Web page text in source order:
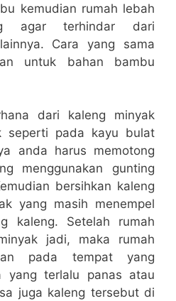
kemudian rumah lebah
agar terhindar dari
Cara yang sama
untuk bahan bambu
dari kaleng minyak
seperti pada kayu bulat
anda harus memotong
menggunakan gunting
bersihkan kaleng
yang masih menempel
kaleng. Setelah rumah
jadi, maka rumah
pada tempat yang
yang terlalu panas atau
juga kaleng tersebut di